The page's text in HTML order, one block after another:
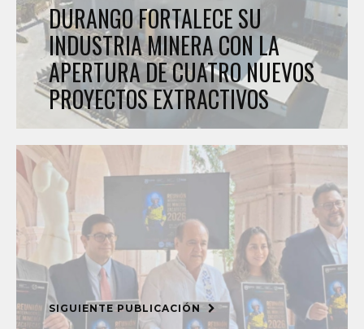
DURANGO FORTALECE SU
INDUSTRIA MINERA CON LA
APERTURA DE CUATRO NUEVOS
PROYECTOS EXTRACTIVOS
SIGUIENTE PUBLICACIÓN